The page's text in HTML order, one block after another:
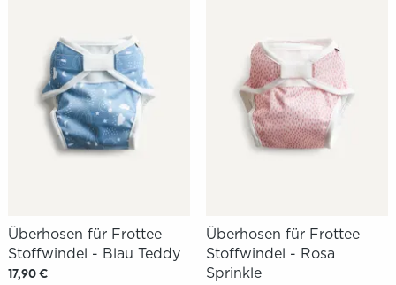
Überhosen für Frottee
Stoffwindel - Blau Teddy
17,90 €
Überhosen für Frottee
Stoffwindel - Rosa
Sprinkle